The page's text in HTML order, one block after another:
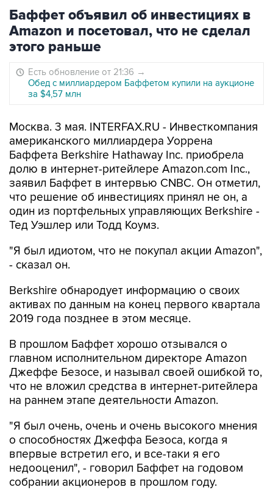
Баффет объявил об инвестициях в
Amazon и посетовал, что не сделал
этого раньше
Есть обновление от 21:36 →
Обед с миллиардером Баффетом купили на аукционе
за $4,57 млн
Москва. 3 мая. INTERFAX.RU - Инвесткомпания
американского миллиардера Уоррена
Баффета Berkshire Hathaway Inc. приобрела
долю в интернет-ритейлере Amazon.com Inc.,
заявил Баффет в интервью CNBC. Он отметил,
что решение об инвестициях принял не он, а
один из портфельных управляющих Berkshire -
Тед Уэшлер или Тодд Коумз.
"Я был идиотом, что не покупал акции Amazon",
- сказал он.
Berkshire обнародует информацию о своих
активах по данным на конец первого квартала
2019 года позднее в этом месяце.
В прошлом Баффет хорошо отзывался о
главном исполнительном директоре Amazon
Джеффе Безосе, и называл своей ошибкой то,
что не вложил средства в интернет-ритейлера
на раннем этапе деятельности Amazon.
"Я был очень, очень и очень высокого мнения
о способностях Джеффа Безоса, когда я
впервые встретил его, и все-таки я его
недооценил", - говорил Баффет на годовом
собрании акционеров в прошлом году.